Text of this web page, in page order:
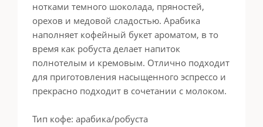
нотками темного шоколада, пряностей,
орехов и медовой сладостью. Арабика
наполняет кофейный букет ароматом, в то
время как робуста делает напиток
полнотелым и кремовым. Отлично подходит
для приготовления насыщенного эспрессо и
прекрасно подходит в сочетании с молоком.
Тип кофе: арабика/робуста